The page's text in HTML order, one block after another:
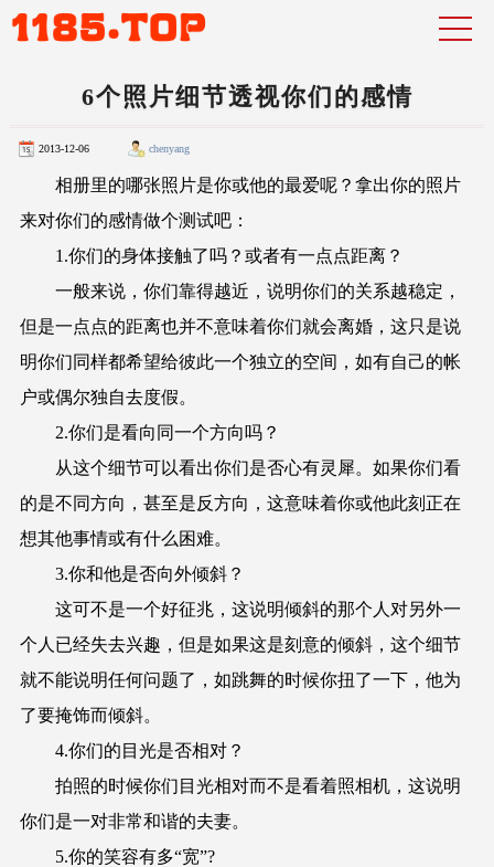
6个照片细节透视你们的感情
2013-12-06 chenyang
相册里的哪张照片是你或他的最爱呢？拿出你的照片
来对你们的感情做个测试吧：
1.你们的身体接触了吗？或者有一点点距离？
一般来说，你们靠得越近，说明你们的关系越稳定，
但是一点点的距离也并不意味着你们就会离婚，这只是说
明你们同样都希望给彼此一个独立的空间，如有自己的帐
户或偶尔独自去度假。
2.你们是看向同一个方向吗？
从这个细节可以看出你们是否心有灵犀。如果你们看
的是不同方向，甚至是反方向，这意味着你或他此刻正在
想其他事情或有什么困难。
3.你和他是否向外倾斜？
这可不是一个好征兆，这说明倾斜的那个人对另外一
个人已经失去兴趣，但是如果这是刻意的倾斜，这个细节
就不能说明任何问题了，如跳舞的时候你扭了一下，他为
了要掩饰而倾斜。
4.你们的目光是否相对？
拍照的时候你们目光相对而不是看着照相机，这说明
你们是一对非常和谐的夫妻。
5.你的笑容有多“宽”?